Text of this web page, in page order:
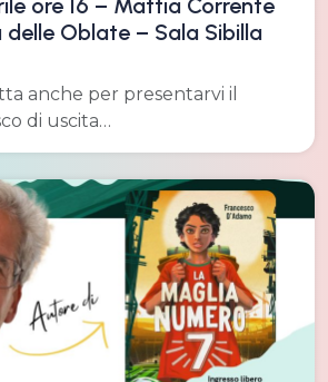
ore 16 – Mattia Corrente
Oblate – Sala Sibilla
anche per presentarvi il
di uscita…